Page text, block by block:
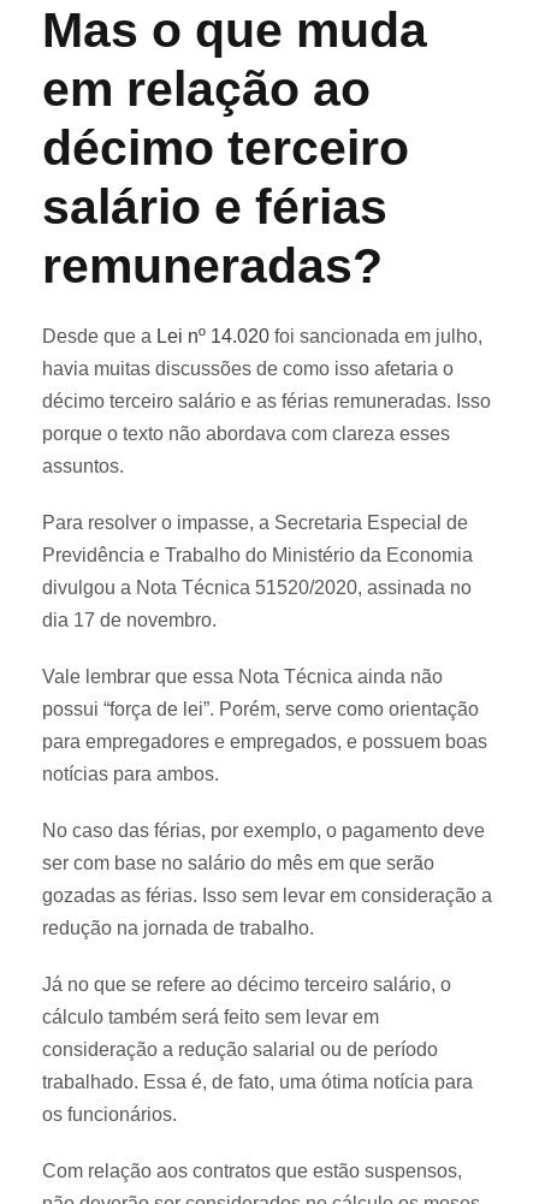
Mas o que muda
em relação ao
décimo terceiro
salário e férias
remuneradas?
Desde que a Lei nº 14.020 foi sancionada em julho,
havia muitas discussões de como isso afetaria o
décimo terceiro salário e as férias remuneradas. Isso
porque o texto não abordava com clareza esses
assuntos.
Para resolver o impasse, a Secretaria Especial de
Previdência e Trabalho do Ministério da Economia
divulgou a Nota Técnica 51520/2020, assinada no
dia 17 de novembro.
Vale lembrar que essa Nota Técnica ainda não
possui “força de lei”. Porém, serve como orientação
para empregadores e empregados, e possuem boas
notícias para ambos.
No caso das férias, por exemplo, o pagamento deve
ser com base no salário do mês em que serão
gozadas as férias. Isso sem levar em consideração a
redução na jornada de trabalho.
Já no que se refere ao décimo terceiro salário, o
cálculo também será feito sem levar em
consideração a redução salarial ou de período
trabalhado. Essa é, de fato, uma ótima notícia para
os funcionários.
Com relação aos contratos que estão suspensos,